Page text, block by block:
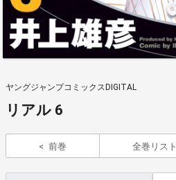
ヤングジャンプコミックスDIGITAL
リアル 6
前巻 全巻リスト